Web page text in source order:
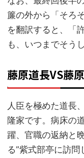
簾の外から「そろ
を翻訳すると、「
も、いつまでそう
藤原道長VS藤
人臣を極めた道長
隆家です。病床の
躍、官職の返納と
る”紫式部亭に訪